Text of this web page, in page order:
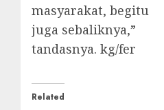
masyarakat, begitu
juga sebaliknya,”
tandasnya. kg/fer
Related